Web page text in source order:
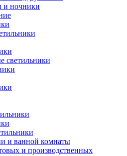
и ночники
светильники
и ванной комнаты
и производственных